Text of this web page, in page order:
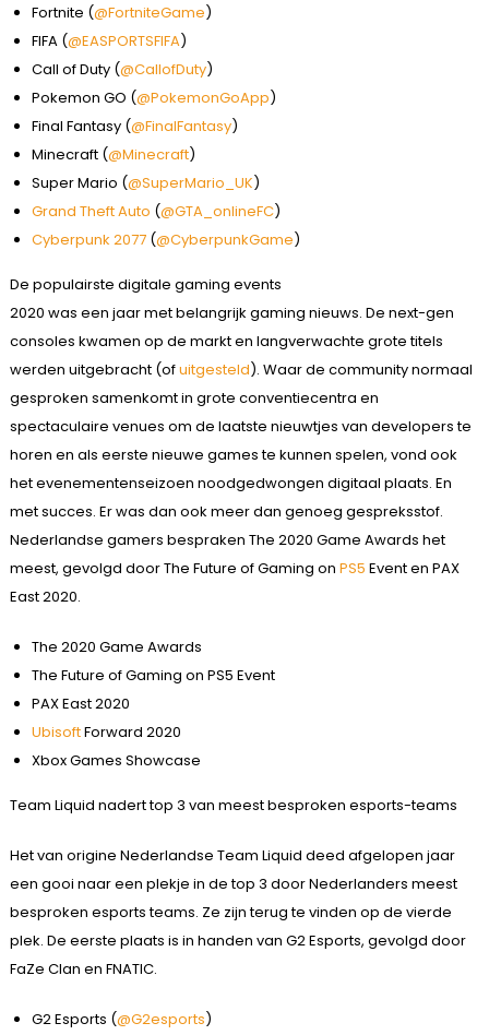
Fortnite (@FortniteGame)
FIFA (@EASPORTSFIFA)
Call of Duty (@CallofDuty)
Pokemon GO (@PokemonGoApp)
Final Fantasy (@FinalFantasy)
Minecraft (@Minecraft)
Super Mario (@SuperMario_UK)
Grand Theft Auto (@GTA_onlineFC)
Cyberpunk 2077(@CyberpunkGame)
De populairste digitale gaming events
2020 was een jaar met belangrijk gaming nieuws. De next-gen
consoles kwamen op de markt en langverwachte grote titels
werden uitgebracht (ofuitgesteld). Waar de community normaal
gesproken samenkomt in grote conventiecentra en
spectaculaire venues om de laatste nieuwtjes van developers te
horen en als eerste nieuwe games te kunnen spelen, vond ook
het evenementenseizoen noodgedwongen digitaal plaats. En
met succes. Er was dan ook meer dan genoeg gespreksstof.
Nederlandse gamers bespraken The 2020 Game Awards het
meest, gevolgd door The Future of Gaming on PS5 Event en PAX
East 2020.
The 2020 Game Awards
The Future of Gaming on PS5 Event
PAX East 2020
UbisoftForward 2020
Xbox Games Showcase
Team Liquid nadert top 3 van meest besproken esports-teams
Het van origine Nederlandse Team Liquid deed afgelopen jaar
een gooi naar een plekje in de top 3 door Nederlanders meest
besproken esports teams. Ze zijn terug te vinden op de vierde
plek. De eerste plaats is in handen van G2 Esports, gevolgd door
FaZe Clan en FNATIC.
G2 Esports (@G2esports)